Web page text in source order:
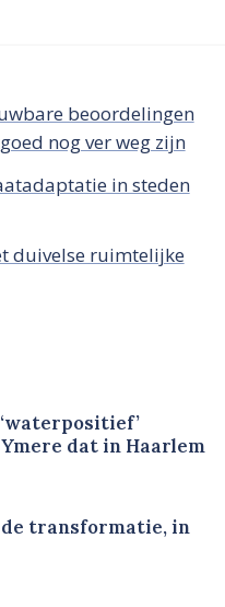
beoordelingen
nog ver weg zijn
in steden
duivelse ruimtelijke
dat in Haarlem
transformatie, in